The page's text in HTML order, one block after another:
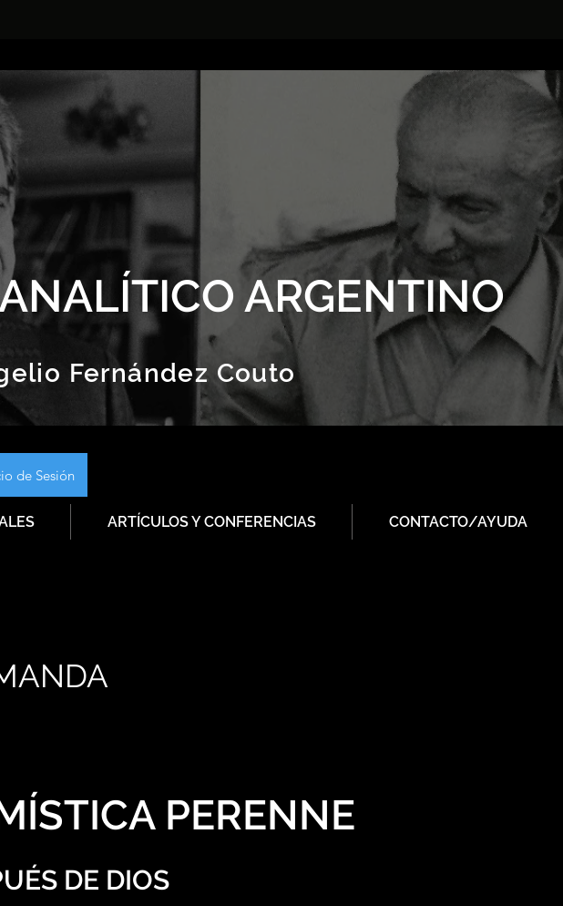
ARGENTINO
Fernández Couto
de Sesión
ARTÍCULOS Y CONFERENCIAS CONTACTO/AYUDA
PERENNE
DE DIOS